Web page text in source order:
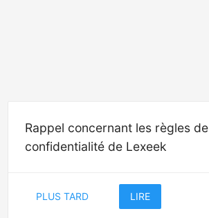
Rappel concernant les règles de
confidentialité de Lexeek
PLUS TARD LIRE